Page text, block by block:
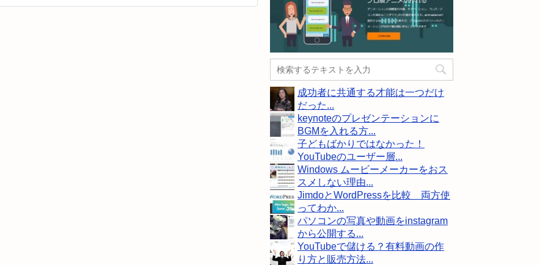
成功者に共通する才能は一つだけ
だった...
keynoteのプレゼンテーションに
BGMを入れる方...
子どもばかりではなかった！
YouTubeのユーザー層...
Windows ムービーメーカーをおス
スメしない理由...
JimdoとWordPressを比較 両方使
ってわか...
パソコンの写真や動画をinstagram
から公開する...
YouTubeで儲ける？有料動画の作
り方と販売方法...